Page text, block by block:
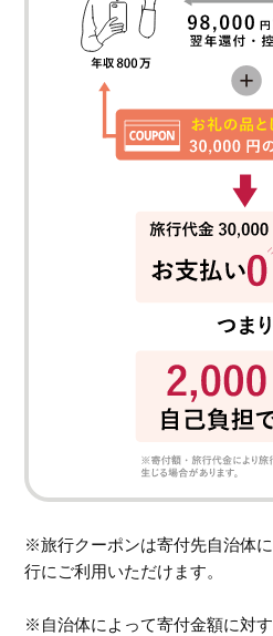
※旅行クーポンは寄付先自治体
行にご利用いただけます。
※自治体によって寄付金額に対